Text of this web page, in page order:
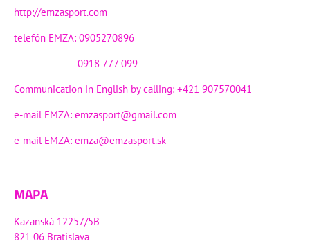
http://emzasport.com
telefón EMZA: 0905270896
0918 777 099
Communication in English by calling: +421 907570041
e-mail EMZA: emzasport@gmail.com
e-mail EMZA: emza@emzasport.sk
MAPA
Kazanská 12257/5B
821 06 Bratislava